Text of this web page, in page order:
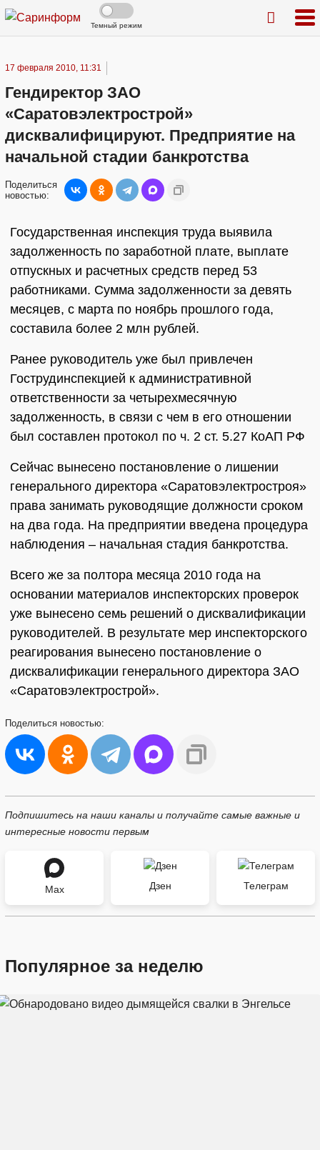
Темный режим
17 февраля 2010, 11:31
Гендиректор ЗАО
«Саратовэлектрострой»
дисквалифицируют. Предприятие на
начальной стадии банкротства
Поделиться
новостью:
Государственная инспекция труда выявила
задолженность по заработной плате, выплате
отпускных и расчетных средств перед 53
работниками. Сумма задолженности за девять
месяцев, с марта по ноябрь прошлого года,
составила более 2 млн рублей.
Ранее руководитель уже был привлечен
Гострудинспекцией к административной
ответственности за четырехмесячную
задолженность, в связи с чем в его отношении
был составлен протокол по ч. 2 ст. 5.27 КоАП РФ
Сейчас вынесено постановление о лишении
генерального директора «Саратовэлектростроя»
права занимать руководящие должности сроком
на два года. На предприятии введена процедура
наблюдения – начальная стадия банкротства.
Всего же за полтора месяца 2010 года на
основании материалов инспекторских проверок
уже вынесено семь решений о дисквалификации
руководителей. В результате мер инспекторского
реагирования вынесено постановление о
дисквалификации генерального директора ЗАО
«Саратовэлектрострой».
Поделиться новостью:
Подпишитесь на наши каналы и получайте самые важные и
интересные новости первым
Max Дзен Телеграм
Популярное за неделю